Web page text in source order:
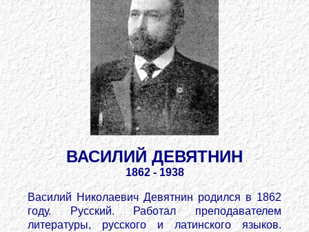
ВАСИЛИЙ ДЕВЯТНИН
1862 - 1938
Василий Николаевич Девятнин родился в 1862
году. Русский. Работал преподавателем
литературы, русского и латинского языков.